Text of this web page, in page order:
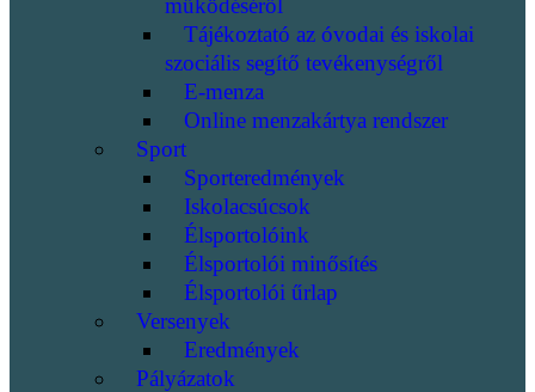
működéséről
Tájékoztató az óvodai és iskolai
szociális segítő tevékenységről
E-menza
Online menzakártya rendszer
Sport
Sporteredmények
Iskolacsúcsok
Élsportolóink
Élsportolói minősítés
Élsportolói űrlap
Versenyek
Eredmények
Pályázatok